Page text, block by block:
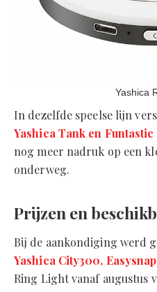
Yashica
In dezelfde speelse lijn
Yashica Tank en
nog meer nadruk op een
onderweg.
Prijzen en
Bij de aankondiging werd
Yashica City300, Easysnap
Ring Light vanaf augustus